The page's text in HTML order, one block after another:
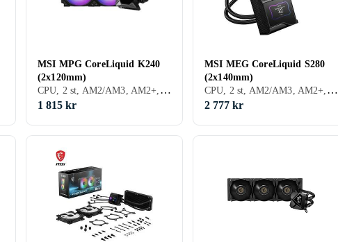
MSI MPG CoreLiquid K240
(2x120mm)
CPU, 2 st, AM2/AM3, AM2+, AM3+, FM1, FM2, AM4, TR4, 1700
1 815 kr
MSI MEG CoreLiquid S280
(2x140mm)
CPU, 2 st, AM2/AM3, AM2+, AM3+, FM1, FM2, AM4, SP3, TR4, 1700
2 777 kr